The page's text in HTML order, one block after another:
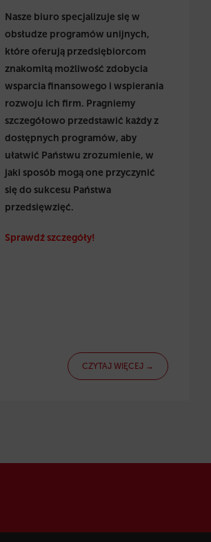
Nasze biuro specjalizuje się w
obsłudze programów unijnych,
które oferują przedsiębiorcom
znakomitą możliwość zdobycia
wsparcia finansowego i wspierania
rozwoju ich firm. Pragniemy
szczegółowo przedstawić każdy z
dostępnych programów, aby
ułatwić Państwu zrozumienie, w
jaki sposób mogą one przyczynić
się do sukcesu Państwa
przedsięwzięć.
Sprawdź szczegóły!
CZYTAJ WIĘCEJ →